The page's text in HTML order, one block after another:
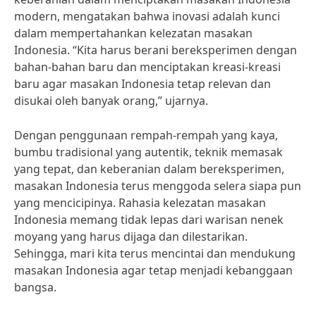
modern, mengatakan bahwa inovasi adalah kunci
dalam mempertahankan kelezatan masakan
Indonesia. “Kita harus berani bereksperimen dengan
bahan-bahan baru dan menciptakan kreasi-kreasi
baru agar masakan Indonesia tetap relevan dan
disukai oleh banyak orang,” ujarnya.
Dengan penggunaan rempah-rempah yang kaya,
bumbu tradisional yang autentik, teknik memasak
yang tepat, dan keberanian dalam bereksperimen,
masakan Indonesia terus menggoda selera siapa pun
yang mencicipinya. Rahasia kelezatan masakan
Indonesia memang tidak lepas dari warisan nenek
moyang yang harus dijaga dan dilestarikan.
Sehingga, mari kita terus mencintai dan mendukung
masakan Indonesia agar tetap menjadi kebanggaan
bangsa.